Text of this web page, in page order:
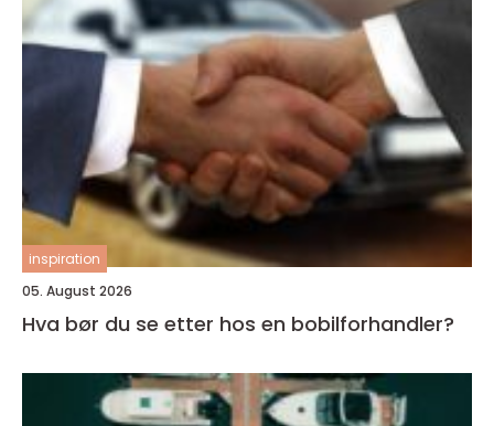
inspiration
05. August 2026
Hva bør du se etter hos en bobilforhandler?